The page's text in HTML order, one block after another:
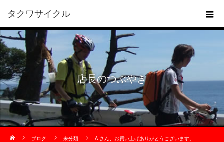
タクワサイクル
店長のつぶやき
ブログ
未分類 A さん、お買い上げありがとうございます。